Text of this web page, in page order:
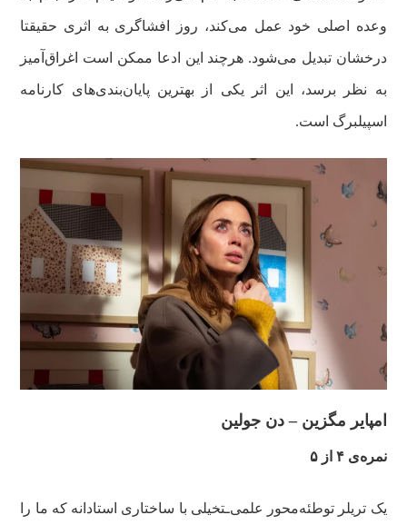
وعده اصلی خود عمل می‌کند، روز افشاگری به اثری حقیقتا
درخشان تبدیل می‌شود. هرچند این ادعا ممکن است اغراق‌آمیز
به نظر برسد، این اثر یکی از بهترین پایان‌بندی‌های کارنامه
اسپیلبرگ است.
امپایر مگزین – دن جولین
نمره‌ی ۴ از ۵
یک تریلر توطئه‌محور علمی‌ـتخیلی با ساختاری استادانه که ما را